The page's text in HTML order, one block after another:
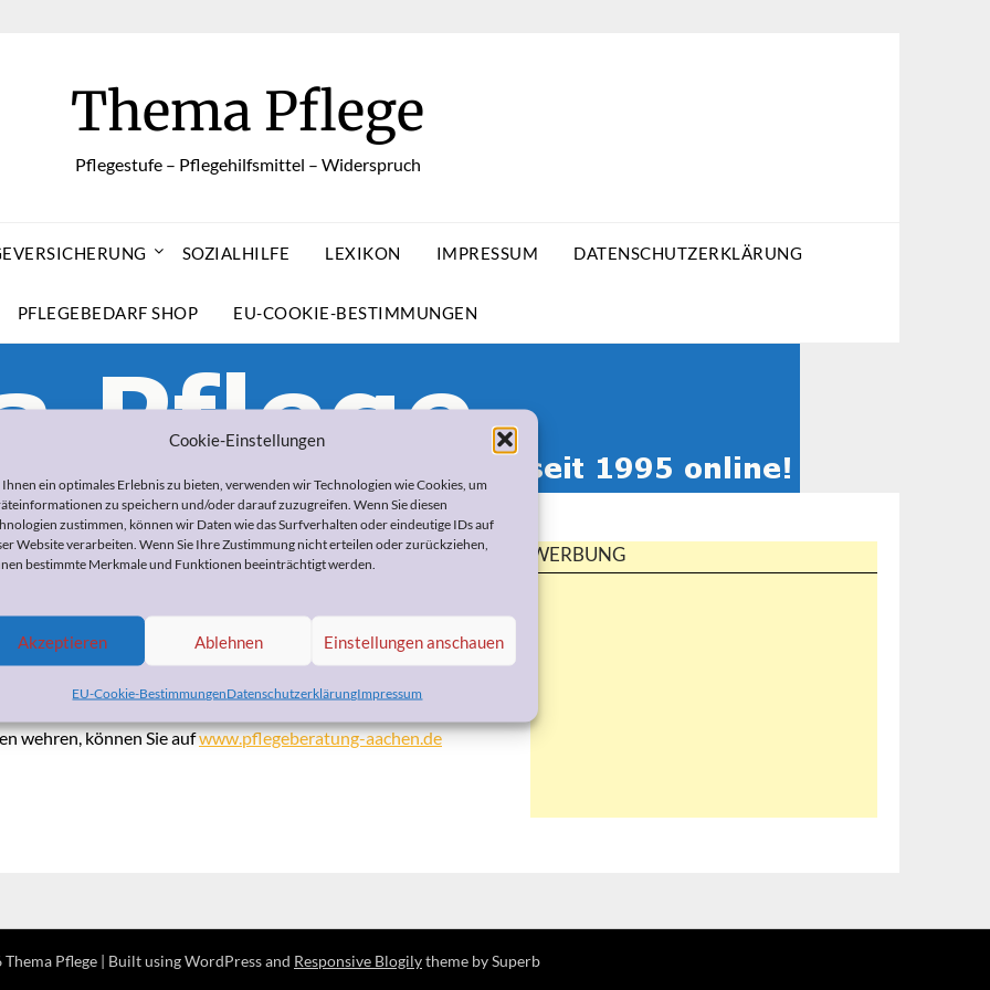
Cookie-Einstellungen
Ihnen ein optimales Erlebnis zu bieten, verwenden wir Technologien wie Cookies, um
zu speichern und/oder darauf zuzugreifen. Wenn Sie diesen
zustimmen, können wir Daten wie das Surfverhalten oder eindeutige IDs auf
Website verarbeiten. Wenn Sie Ihre Zustimmung nicht erteilen oder zurückziehen,
bestimmte Merkmale und Funktionen beeinträchtigt werden.
Akzeptieren Ablehnen Einstellungen anschauen
EU-Cookie-BestimmungenDatenschutzerklärungImpressum
Thema Pflege
Pflegestufe – Pflegehilfsmittel – Widerspruch
SOZIALHILFE LEXIKON IMPRESSUM DATENSCHUTZERKLÄRUNG
PFLEGEBEDARF SHOP EU-COOKIE-BESTIMMUNGEN
Ihr Hausnotrufsystem
2015byHeike Bohnes
Sie unter bestimmten Voraussetzungen Anspruch auf ein
Pflegekassen den Hausnotruf im ersten Zuge ablehnen.
wehren, können Sie aufwww.pflegeberatung-aachen.de
WERBUNG
Pflege | Built using WordPress and Responsive Blogilytheme by Superb